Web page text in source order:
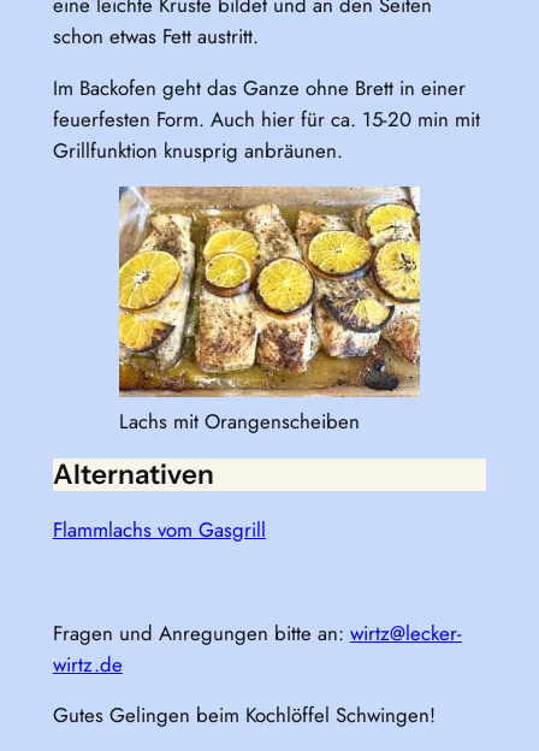
schon etwas Fett austritt.
Im Backofen geht das Ganze ohne Brett in einer
feuerfesten Form. Auch hier für ca. 15-20 min mit
Grillfunktion knusprig anbräunen.
Lachs mit Orangenscheiben
Alternativen
Flammlachs vom Gasgrill
Fragen und Anregungen bitte an: wirtz@lecker-
wirtz.de
Gutes Gelingen beim Kochlöffel Schwingen!